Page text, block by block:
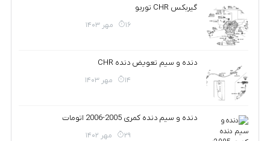
گیربکس CHR توربو
16 مهر 1403
دنده و سیم تعویض دنده CHR
14 مهر 1403
دنده و سیم دنده کمری 2005-2006 اتومات
29 مهر 1402